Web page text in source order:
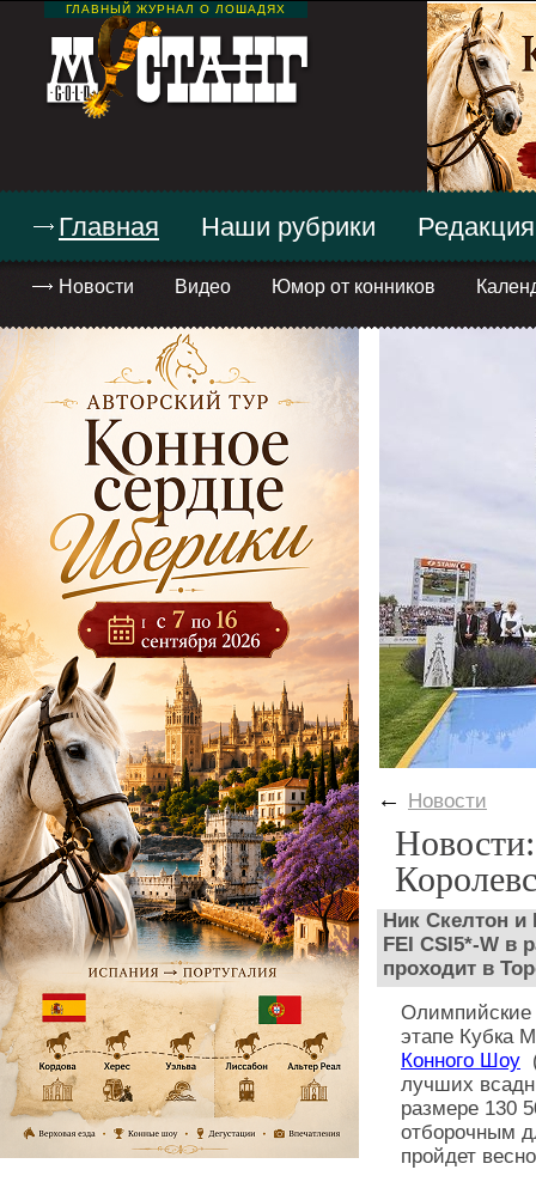
ГЛАВНЫЙ ЖУРНАЛ О ЛОШАДЯХ
Главная
Новости Видео Юмор от конников
Наши рубрики Редакция
← Новости
Ник Скелтон и
FEI CSI5*-W в
проходит в
этапе Кубка
Конного Шоу
лучших
размере 130
отборочным
пройдет